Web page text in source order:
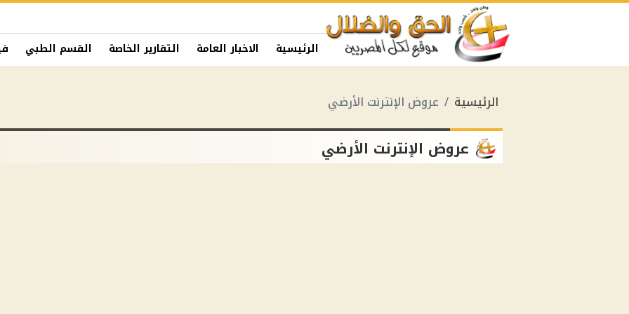
الرئيسية الاخبار العامة التقارير الخاصة القسم الطبي
الرئيسية عروض الإنترنت الأرضي
عروض الإنترنت الأرضي